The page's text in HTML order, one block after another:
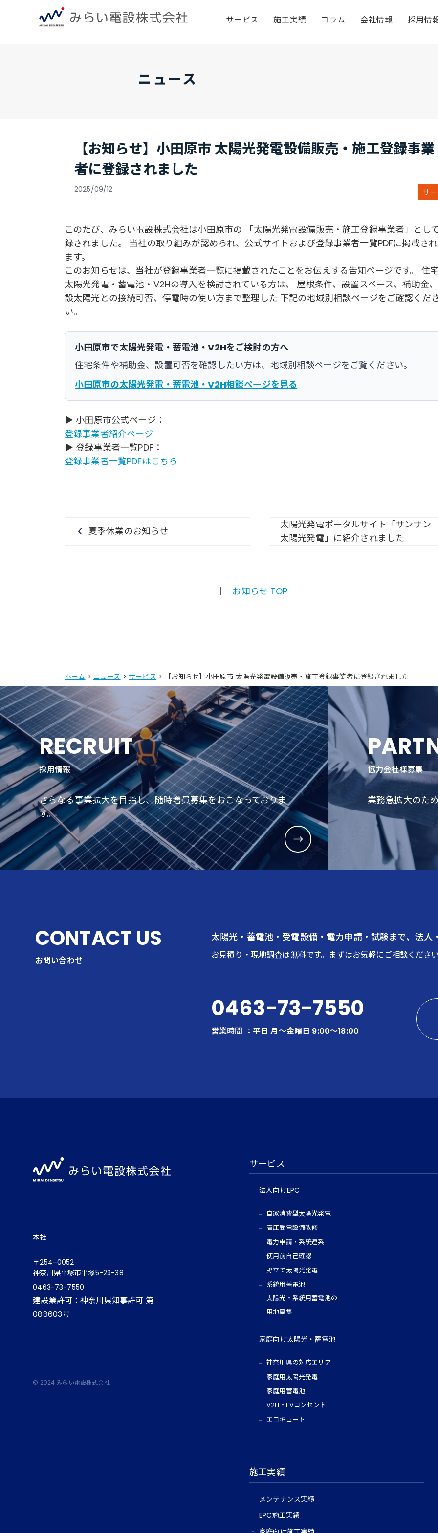
サービス 施工実績 コラム 会社情報 採用情
ニュース
【お知らせ】小田原市 太陽光発電設備販売・施工登録事業
者に登録されました
2025/09/12 サ
このたび、みらい電設株式会社は小田原市の 「太陽光発電設備販売・施工登録事業者」とし
録されました。 当社の取り組みが認められ、公式サイトおよび登録事業者一覧PDFに掲載さ
ます。
このお知らせは、当社が登録事業者一覧に掲載されたことをお伝えする告知ページです。 住
太陽光発電・蓄電池・V2Hの導入を検討されている方は、 屋根条件、設置スペース、補助金
設太陽光との接続可否、停電時の使い方まで整理した 下記の地域別相談ページをご確認くだ
い。
小田原市で太陽光発電・蓄電池・V2Hをご検討の方へ
住宅条件や補助金、設置可否を確認したい方は、地域別相談ページをご覧ください。
小田原市の太陽光発電・蓄電池・V2H相談ページを見る
▶ 小田原市公式ページ：
登録事業者紹介ページ
▶ 登録事業者一覧PDF：
登録事業者一覧PDFはこちら
夏季休業のお知らせ
太陽光発電ポータルサイト「サンサン
太陽光発電」に紹介されました
お知らせ TOP
ホーム > ニュース > サービス > 【お知らせ】小田原市 太陽光発電設備販売・施工登録事業者に登録されました
RECRUIT
採用情報
さらなる事業拡大を目指し、随時増員募集をおこなっておりま
す。
協力会社様募集
業務急拡大のた
CONTACT US
お問い合わせ
太陽光・蓄電池・受電設備・電力申請・試験まで、法
お見積り・現地調査は無料です。まずはお気軽にご相談くださ
0463-73-7550
営業時間 ：平日 月〜金曜日 9:00～18:00
本社
〒254–0052
神奈川県平塚市平塚5-23-38
0463-73-7550
建設業許可：神奈川県知事許可 第
088603号
© 2024 みらい電設株式会社
サービス
法人向けEPC
自家消費型太陽光発電
高圧受電設備改修
電力申請・系統連系
使用前自己確認
野立て太陽光発電
系統用蓄電池
太陽光・系統用蓄電池の
用地募集
家庭向け太陽光・蓄電池
神奈川県の対応エリア
家庭用太陽光発電
家庭用蓄電池
V2H・EVコンセント
エコキュート
施工実績
メンテナンス実績
EPC施工実績